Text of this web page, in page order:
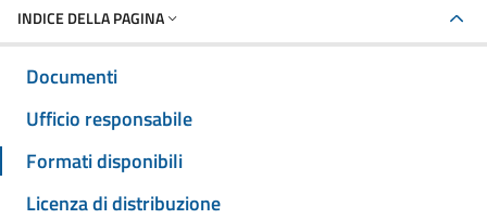
INDICE DELLA PAGINA
Documenti
Ufficio responsabile
Formati disponibili
Licenza di distribuzione